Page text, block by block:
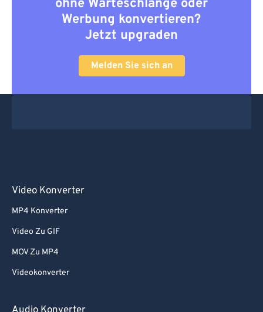
ohne Warteschlange oder
Werbung konvertieren?
Jetzt upgraden
Melden Sie sich an
Video Konverter
MP4 Konverter
Video Zu GIF
MOV Zu MP4
Videokonverter